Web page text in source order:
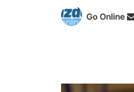
Go Online